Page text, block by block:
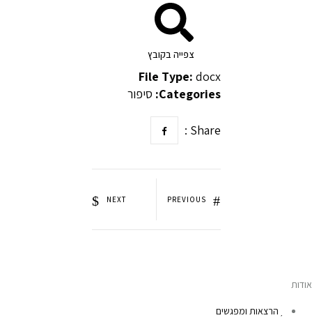
צפייה בקובץ
File Type: docx
Categories: סיפור
Share :
PREVIOUS
NEXT
אודות
הרצאות ומפגשים